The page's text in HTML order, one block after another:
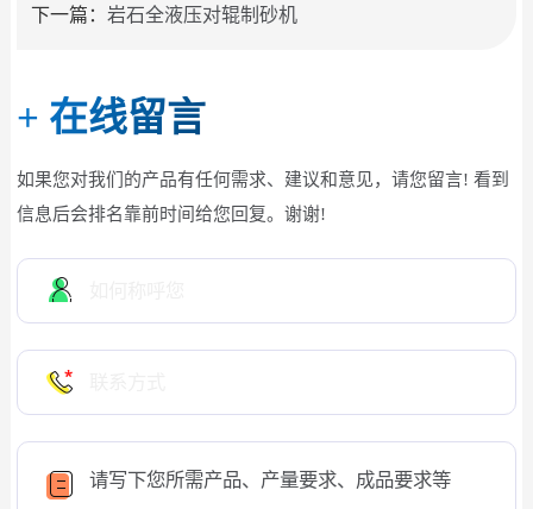
下一篇： 岩石全液压对辊制砂机
+ 在线留言
如果您对我们的产品有任何需求、建议和意见，请您留言! 看到
信息后会排名靠前时间给您回复。谢谢!